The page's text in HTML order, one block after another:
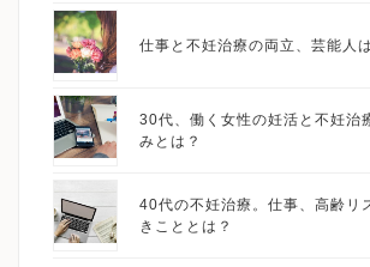
仕事と不妊治療の両立、芸能人
30代、働く女性の妊活と不妊治
みとは？
40代の不妊治療。仕事、高齢リ
きこととは？